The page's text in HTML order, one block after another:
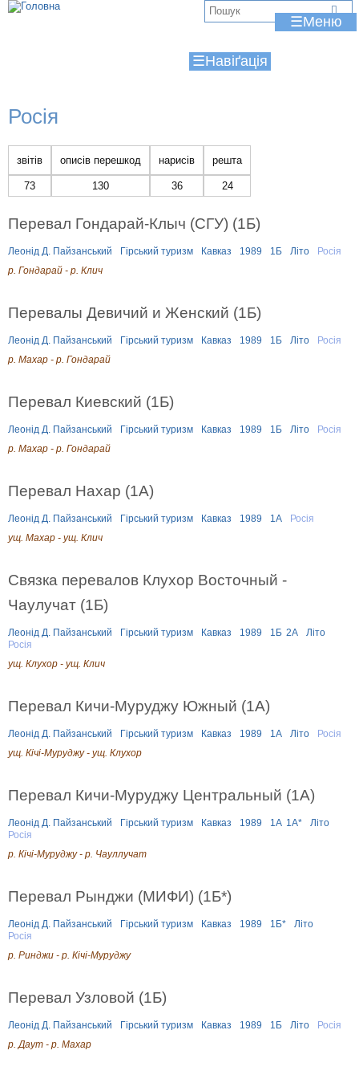
Jump to navigation
☰
☰
Росія
звітів
73
описів перешкод
130
нарисів
36
решта
24
Перевал Гондарай-Клыч (СГУ) (1Б)
Леонід Д. Пайзанський Гірський туризм Кавказ 1989 1Б Літо
Росія
р. Гондарай - р. Клич
Перевалы Девичий и Женский (1Б)
Леонід Д. Пайзанський Гірський туризм Кавказ 1989 1Б Літо
Росія
р. Махар - р. Гондарай
Перевал Киевский (1Б)
Леонід Д. Пайзанський Гірський туризм Кавказ 1989 1Б Літо
Росія
р. Махар - р. Гондарай
Перевал Нахар (1А)
Леонід Д. Пайзанський Гірський туризм Кавказ 1989 1А
Росія
ущ. Махар - ущ. Клич
Связка перевалов Клухор Восточный -
Чаулучат (1Б)
Леонід Д. Пайзанський Гірський туризм Кавказ 1989 1Б 2А
Літо
Росія
ущ. Клухор - ущ. Клич
Перевал Кичи-Муруджу Южный (1А)
Леонід Д. Пайзанський Гірський туризм Кавказ 1989 1А Літо
Росія
ущ. Кічі-Муруджу - ущ. Клухор
Перевал Кичи-Муруджу Центральный (1A)
Леонід Д. Пайзанський Гірський туризм Кавказ 1989 1А 1А*
Літо
Росія
р. Кічі-Муруджу - р. Чауллучат
Перевал Рынджи (МИФИ) (1Б*)
Леонід Д. Пайзанський Гірський туризм Кавказ 1989 1Б*
Літо
Росія
р. Ринджи - р. Кічі-Муруджу
Перевал Узловой (1Б)
Леонід Д. Пайзанський Гірський туризм Кавказ 1989 1Б Літо
Росія
р. Даут - р. Махар